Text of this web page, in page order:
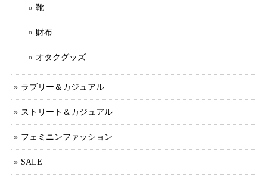
靴
財布
オタクグッズ
ラブリー＆カジュアル
ストリート＆カジュアル
フェミニンファッション
SALE